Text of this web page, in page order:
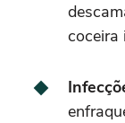
coceira